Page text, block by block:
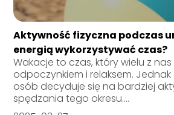
Aktywność fizyczna podczas
energią wykorzystywać czas?
Wakacje to czas, który wielu z nas
odpoczynkiem i relaksem.
osób decyduje się na bardziej
spędzania tego okresu....